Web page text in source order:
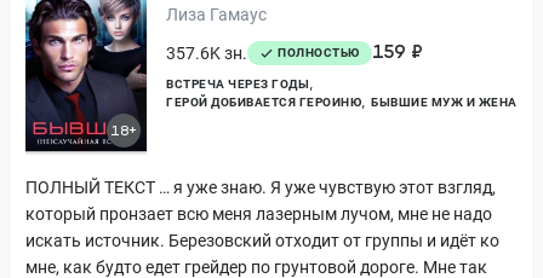
18+
Лиза Гамаус
357.6K зн.
ПОЛНОСТЬЮ 159 ₽
ВСТРЕЧА ЧЕРЕЗ ГОДЫ
ГЕРОЙ ДОБИВАЕТСЯ ГЕРОИНЮ
БЫВШИЕ МУЖ И ЖЕНА
ПОЛНЫЙ ТЕКСТ … я уже знаю. Я уже чувствую этот взгляд,
который пронзает всю меня лазерным лучом, мне не надо
искать источник. Березовский отходит от группы и идёт ко
мне, как будто едет грейдер по грунтовой дороге. Мне так